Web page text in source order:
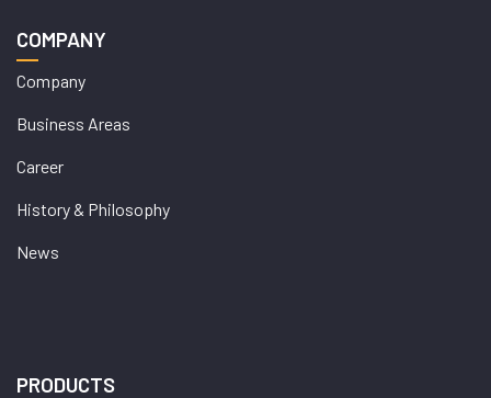
COMPANY
Company
Business Areas
Career
History & Philosophy
News
PRODUCTS